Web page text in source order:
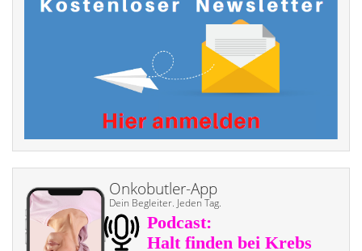
Onkobutler-App
Dein Begleiter. Jeden Tag.